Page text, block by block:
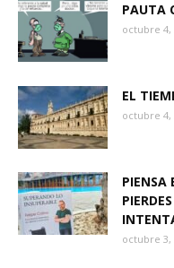
PAUTA
octubre 4,
EL
octubre 4,
PIENSA
octubre 3,